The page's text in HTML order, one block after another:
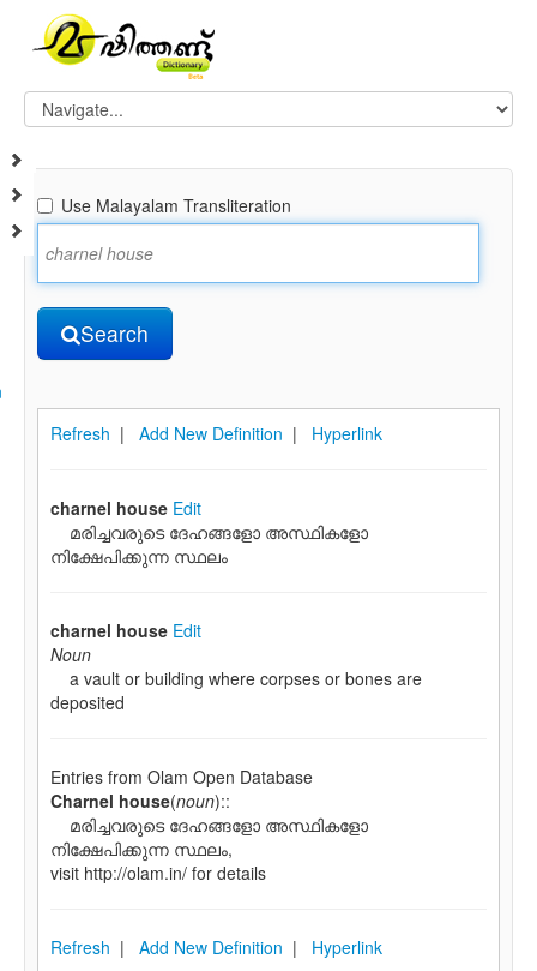
Use Malayalam Transliteration
Search
Refresh | Add New Definition | Hyperlink
charnel house Edit
മരിച്ചവരുടെ ദേഹങ്ങളോ അസ്ഥികളോ
നിക്ഷേപിക്കുന്ന സ്ഥലം
charnel house Edit
Noun
a vault or building where corpses or bones are
deposited
Entries from Olam Open Database
Charnel house(noun)::
മരിച്ചവരുടെ ദേഹങ്ങളോ അസ്ഥികളോ
നിക്ഷേപിക്കുന്ന സ്ഥലം,
visit http://olam.in/ for details
Refresh | Add New Definition | Hyperlink